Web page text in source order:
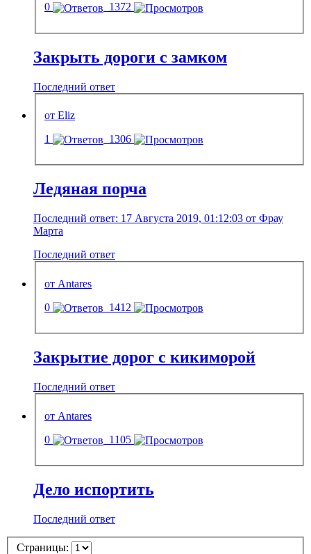
0
1372
Закрыть дороги с замком
Последний ответ
от Eliz
1
1306
Ледяная порча
Последний ответ: 17 Августа 2019, 01:12:03 от Фрау
Марта
Последний ответ
от Antares
0
1412
Закрытие дорог с кикиморой
Последний ответ
от Antares
0
1105
Дело испортить
Последний ответ
Страницы: